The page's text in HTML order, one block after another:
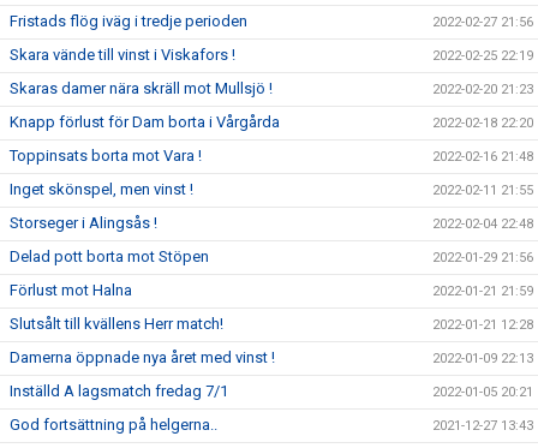
Fristads flög iväg i tredje perioden 2022-02-27 21:56
Skara vände till vinst i Viskafors ! 2022-02-25 22:19
Skaras damer nära skräll mot Mullsjö ! 2022-02-20 21:23
Knapp förlust för Dam borta i Vårgårda 2022-02-18 22:20
Toppinsats borta mot Vara ! 2022-02-16 21:48
Inget skönspel, men vinst ! 2022-02-11 21:55
Storseger i Alingsås ! 2022-02-04 22:48
Delad pott borta mot Stöpen 2022-01-29 21:56
Förlust mot Halna 2022-01-21 21:59
Slutsålt till kvällens Herr match! 2022-01-21 12:28
Damerna öppnade nya året med vinst ! 2022-01-09 22:13
Inställd A lagsmatch fredag 7/1 2022-01-05 20:21
God fortsättning på helgerna.. 2021-12-27 13:43